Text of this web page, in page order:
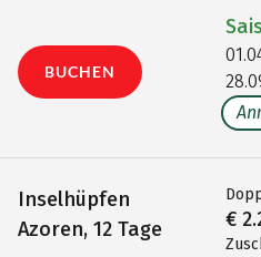
BUCHEN
Inselhüpfen
Azoren, 12 Tage
€